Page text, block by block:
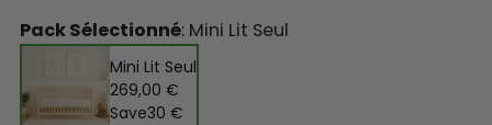
Pack Sélectionné: Mini Lit Seul
Mini Lit Seul
269,00 €
Save30 €